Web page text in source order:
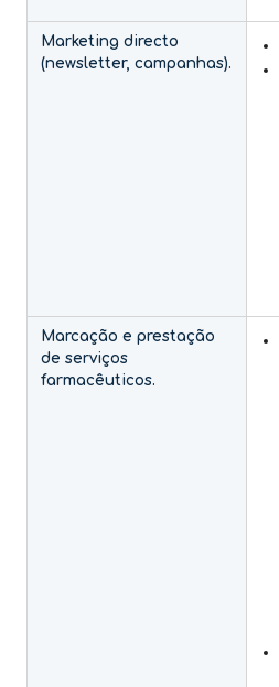
Marketing directo
(newsletter, campanhas).
Marcação e prestação
de serviços
farmacêuticos.